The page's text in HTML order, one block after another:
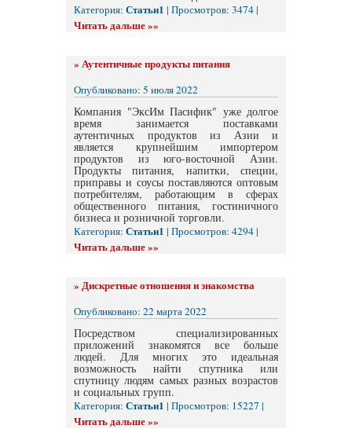
Категория: Статьи1 | Просмотров: 3474 |
Читать дальше »»
» Аутентичные продукты питания
Опубликовано: 5 июля 2022
Компания "ЭксИм Пасифик" уже долгое
время занимается поставками
аутентичных продуктов из Азии и
является крупнейшим импортером
продуктов из юго-восточной Азии.
Продукты питания, напитки, специи,
приправы и соусы поставляются оптовым
потребителям, работающим в сферах
общественного питания, гостиничного
бизнеса и розничной торговли.
Категория: Статьи1 | Просмотров: 4294 |
Читать дальше »»
» Дискретные отношения и знакомства
Опубликовано: 22 марта 2022
Посредством специализированных
приложений знакомятся все больше
людей. Для многих это идеальная
возможность найти спутника или
спутницу людям самых разных возрастов
и социальных групп.
Категория: Статьи1 | Просмотров: 15227 |
Читать дальше »»